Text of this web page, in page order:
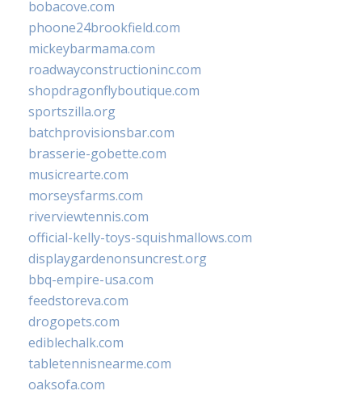
bobacove.com
phoone24brookfield.com
mickeybarmama.com
roadwayconstructioninc.com
shopdragonflyboutique.com
sportszilla.org
batchprovisionsbar.com
brasserie-gobette.com
musicrearte.com
morseysfarms.com
riverviewtennis.com
official-kelly-toys-squishmallows.com
displaygardenonsuncrest.org
bbq-empire-usa.com
feedstoreva.com
drogopets.com
ediblechalk.com
tabletennisnearme.com
oaksofa.com